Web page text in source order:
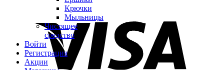
Крючки
Мыльницы
Чистящее
средство
Войти
Регистрация
Акции